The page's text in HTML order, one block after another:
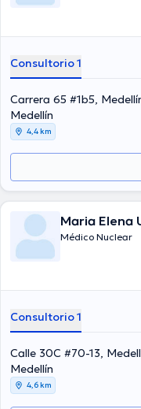
Consultorio 1
Carrera 65 #1b5,
Medellín
4,4 km
Maria Elena
Médico Nuclear
Consultorio 1
Calle 30C #70-13,
Medellín
4,6 km